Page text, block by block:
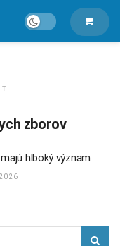
zborov
hlboký význam